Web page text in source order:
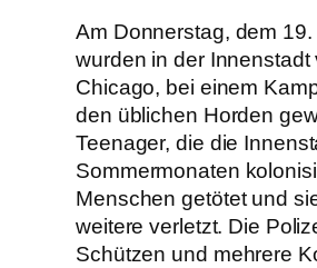
Am Donnerstag, dem 19.
wurden in der Innenstadt
Chicago, bei einem
den üblichen Horden
Teenager, die die
Sommermonaten
Menschen getötet und
weitere verletzt. Die
Schützen und mehrere